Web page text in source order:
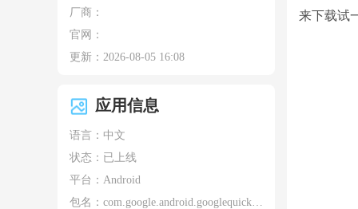
厂商：
官网：
更新： 2026-08-05 16:08
应用信息
语言：中文
状态：已上线
平台：Android
包名： com.google.android.googlequicksearchbox
来下载试